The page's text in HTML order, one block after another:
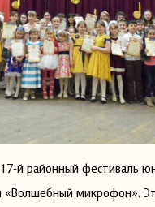
й районный фестиваль
«Волшебный микрофон».